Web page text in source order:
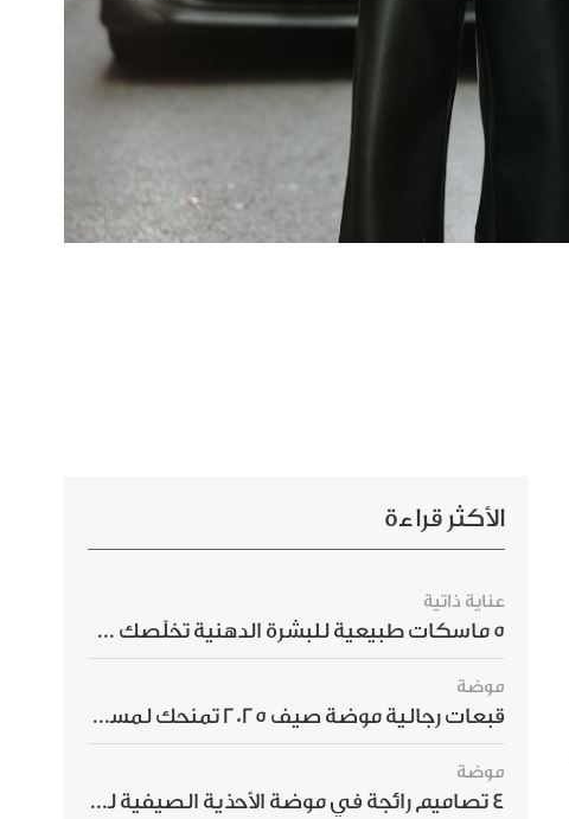
الأكثر قراءة
عناية ذاتية
5 ماسكات طبيعية للبشرة الدهنية تخلّصك من الحبوب بسرعة
موضة
قبعات رجالية موضة صيف 2025 تمنحك لمسة أناقة استثنائية
موضة
4 تصاميم رائجة في موضة الأحذية الصيفية للرجال هذا الموسم